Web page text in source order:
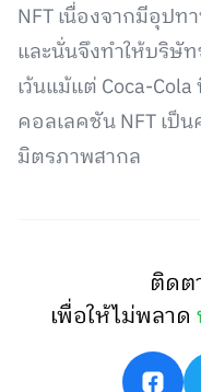
NFT เนื่องจากมีอุป
และนั่นจึงทำให้บริษัท
เว้นแม้แต่ Coca-
คอลเลคชัน NFT เป็
มิตรภาพสากล
ติดต
เพื่อให้ไม่พลาด